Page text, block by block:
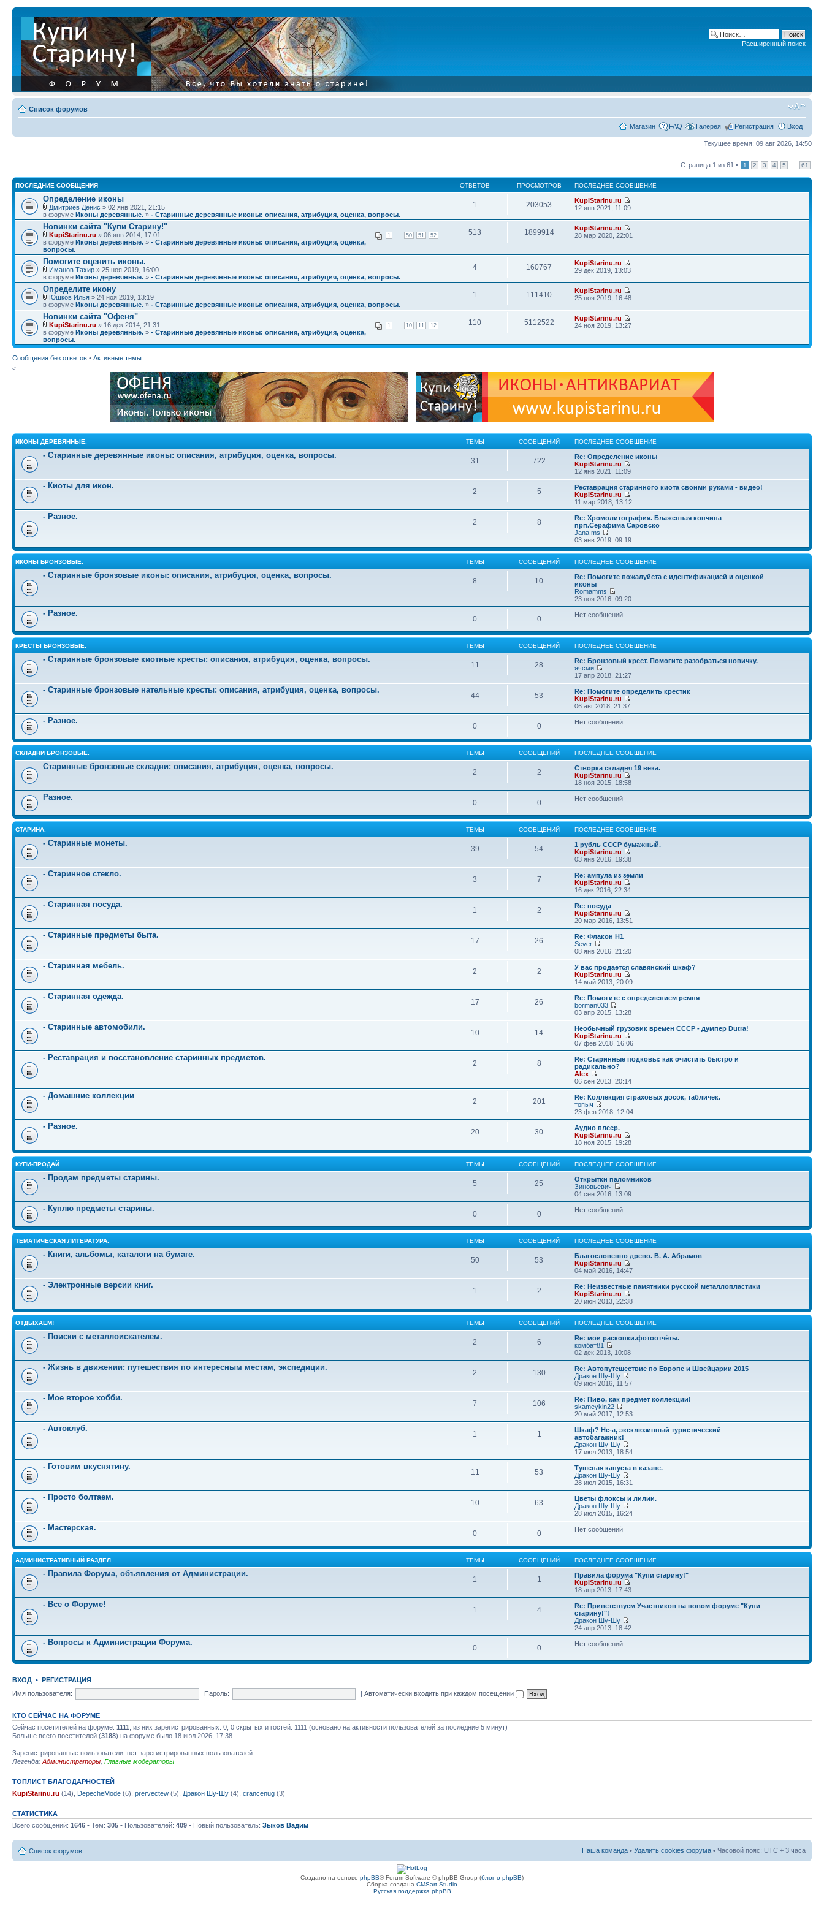
Расширенный поиск
Список форумов
Магазин FAQ Галерея Регистрация Вход
Текущее время: 09 авг 2026, 14:50
Страница 1 из 61 • 1 2 3 4 5 61
ПОСЛЕДНИЕ СООБЩЕНИЯ ОТВЕТОВ ПРОСМОТРОВ ПОСЛЕДНЕЕ СООБЩЕНИЕ
Определение иконы
Дмитриев Денис » 02 янв 2021, 21:15
в форуме Иконы деревянные. » - Старинные деревянные иконы: описания, атрибуция, оценка, вопросы.
1 203053
KupiStarinu.ru
12 янв 2021, 11:09
Новинки сайта "Купи Старину!"
1 50 51 52
KupiStarinu.ru » 06 янв 2014, 17:01
в форуме Иконы деревянные. » - Старинные деревянные иконы: описания, атрибуция, оценка,
вопросы.
513 1899914
KupiStarinu.ru
28 мар 2020, 22:01
Помогите оценить иконы.
Иманов Тахир » 25 ноя 2019, 16:00
в форуме Иконы деревянные. » - Старинные деревянные иконы: описания, атрибуция, оценка, вопросы.
4 160767
KupiStarinu.ru
29 дек 2019, 13:03
Определите икону
Юшков Илья » 24 ноя 2019, 13:19
в форуме Иконы деревянные. » - Старинные деревянные иконы: описания, атрибуция, оценка, вопросы.
1 111410
KupiStarinu.ru
25 ноя 2019, 16:48
Новинки сайта "Офеня"
1 10 11 12
KupiStarinu.ru » 16 дек 2014, 21:31
в форуме Иконы деревянные. » - Старинные деревянные иконы: описания, атрибуция, оценка,
вопросы.
110 5112522
KupiStarinu.ru
24 ноя 2019, 13:27
Сообщения без ответов • Активные темы
<
ИКОНЫ ДЕРЕВЯННЫЕ. ТЕМЫ СООБЩЕНИЙ ПОСЛЕДНЕЕ СООБЩЕНИЕ
- Старинные деревянные иконы: описания, атрибуция, оценка, вопросы.
31 722
Re: Определение иконы
KupiStarinu.ru
12 янв 2021, 11:09
- Киоты для икон.
2 5
Реставрация старинного киота своими руками - видео!
KupiStarinu.ru
11 мар 2018, 13:12
- Разное.
2 8
Re: Хромолитография. Блаженная кончина
прп.Серафима Саровско
Jana ms
03 янв 2019, 09:19
ИКОНЫ БРОНЗОВЫЕ. ТЕМЫ СООБЩЕНИЙ ПОСЛЕДНЕЕ СООБЩЕНИЕ
- Старинные бронзовые иконы: описания, атрибуция, оценка, вопросы.
8 10
Re: Помогите пожалуйста с идентификацией и оценкой
иконы
Romamms
23 ноя 2016, 09:20
- Разное.
0 0 Нет сообщений
КРЕСТЫ БРОНЗОВЫЕ. ТЕМЫ СООБЩЕНИЙ ПОСЛЕДНЕЕ СООБЩЕНИЕ
- Старинные бронзовые киотные кресты: описания, атрибуция, оценка, вопросы.
11 28
Re: Бронзовый крест. Помогите разобраться новичку.
ячсми
17 апр 2018, 21:27
- Старинные бронзовые нательные кресты: описания, атрибуция, оценка, вопросы.
44 53
Re: Помогите определить крестик
KupiStarinu.ru
06 авг 2018, 21:37
- Разное.
0 0 Нет сообщений
СКЛАДНИ БРОНЗОВЫЕ. ТЕМЫ СООБЩЕНИЙ ПОСЛЕДНЕЕ СООБЩЕНИЕ
Старинные бронзовые складни: описания, атрибуция, оценка, вопросы.
2 2
Створка складня 19 века.
KupiStarinu.ru
18 ноя 2015, 18:58
Разное.
0 0 Нет сообщений
СТАРИНА. ТЕМЫ СООБЩЕНИЙ ПОСЛЕДНЕЕ СООБЩЕНИЕ
- Старинные монеты.
39 54
1 рубль СССР бумажный.
KupiStarinu.ru
03 янв 2016, 19:38
- Старинное стекло.
3 7
Re: ампула из земли
KupiStarinu.ru
16 дек 2016, 22:34
- Старинная посуда.
1 2
Re: посуда
KupiStarinu.ru
20 мар 2016, 13:51
- Старинные предметы быта.
17 26
Re: Флакон Н1
Sever
08 янв 2016, 21:20
- Старинная мебель.
2 2
У вас продается славянский шкаф?
KupiStarinu.ru
14 май 2013, 20:09
- Старинная одежда.
17 26
Re: Помогите с определением ремня
borman033
03 апр 2015, 13:28
- Старинные автомобили.
10 14
Необычный грузовик времен СССР - думпер Dutra!
KupiStarinu.ru
07 фев 2018, 16:06
- Реставрация и восстановление старинных предметов.
2 8
Re: Старинные подковы: как очистить быстро и
радикально?
Alex
06 сен 2013, 20:14
- Домашние коллекции
2 201
Re: Коллекция страховых досок, табличек.
топыч
23 фев 2018, 12:04
- Разное.
20 30
Аудио плеер.
KupiStarinu.ru
18 ноя 2015, 19:28
КУПИ-ПРОДАЙ. ТЕМЫ СООБЩЕНИЙ ПОСЛЕДНЕЕ СООБЩЕНИЕ
- Продам предметы старины.
5 25
Открытки паломников
Зиновьевич
04 сен 2016, 13:09
- Куплю предметы старины.
0 0 Нет сообщений
ТЕМАТИЧЕСКАЯ ЛИТЕРАТУРА. ТЕМЫ СООБЩЕНИЙ ПОСЛЕДНЕЕ СООБЩЕНИЕ
- Книги, альбомы, каталоги на бумаге.
50 53
Благословенно древо. В. А. Абрамов
KupiStarinu.ru
04 май 2016, 14:47
- Электронные версии книг.
1 2
Re: Неизвестные памятники русской металлопластики
KupiStarinu.ru
20 июн 2013, 22:38
ОТДЫХАЕМ! ТЕМЫ СООБЩЕНИЙ ПОСЛЕДНЕЕ СООБЩЕНИЕ
- Поиски с металлоискателем.
2 6
Re: мои раскопки.фотоотчёты.
комбат81
02 дек 2013, 10:08
- Жизнь в движении: путешествия по интересным местам, экспедиции.
2 130
Re: Автопутешествие по Европе и Швейцарии 2015
Дракон Шу-Шу
09 июн 2016, 11:57
- Мое второе хобби.
7 106
Re: Пиво, как предмет коллекции!
skameykin22
20 май 2017, 12:53
- Автоклуб.
1 1
Шкаф? Не-а, эксклюзивный туристический
автобагажник!
Дракон Шу-Шу
17 июл 2013, 18:54
- Готовим вкуснятину.
11 53
Тушеная капуста в казане.
Дракон Шу-Шу
28 июл 2015, 16:31
- Просто болтаем.
10 63
Цветы флоксы и лилии.
Дракон Шу-Шу
28 июл 2015, 16:24
- Мастерская.
0 0 Нет сообщений
АДМИНИСТРАТИВНЫЙ РАЗДЕЛ. ТЕМЫ СООБЩЕНИЙ ПОСЛЕДНЕЕ СООБЩЕНИЕ
- Правила Форума, объявления от Администрации.
1 1
Правила форума "Купи старину!"
KupiStarinu.ru
18 апр 2013, 17:43
- Все о Форуме!
1 4
Re: Приветствуем Участников на новом форуме "Купи
старину!"!
Дракон Шу-Шу
24 апр 2013, 18:42
- Вопросы к Администрации Форума.
0 0 Нет сообщений
ВХОД • РЕГИСТРАЦИЯ
Имя пользователя:
Пароль: |Автоматически входить при каждом посещении
КТО СЕЙЧАС НА ФОРУМЕ
Сейчас посетителей на форуме: 1111 , из них зарегистрированных: 0, 0 скрытых и гостей: 1111 (основано на активности пользователей за последние 5 минут)
Больше всего посетителей (3188) на форуме было 18 июл 2026, 17:38
Зарегистрированные пользователи: нет зарегистрированных пользователей
Легенда: Администраторы Главные модераторы
ТОПЛИСТ БЛАГОДАРНОСТЕЙ
KupiStarinu.ru (14), DepecheMode (6), prervectew (5), Дракон Шу-Шу (4), crancenug (3)
СТАТИСТИКА
Всего сообщений: 1646 • Тем: 305 • Пользователей: 409 • Новый пользователь: Зыков Вадим
Список форумов Наша команда • Удалить cookies форума • Часовой пояс: UTC + 3 часа
Создано на основе phpBB® Forum Software © phpBB Group (блог о phpBB)
Сборка создана CMSart Studio
Русская поддержка phpBB